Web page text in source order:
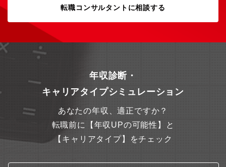
転職コンサルタントに相談する
年収診断・
キャリアタイプシミュレーション
あなたの年収、適正ですか？
転職前に【年収UPの可能性】と
【キャリアタイプ】をチェック